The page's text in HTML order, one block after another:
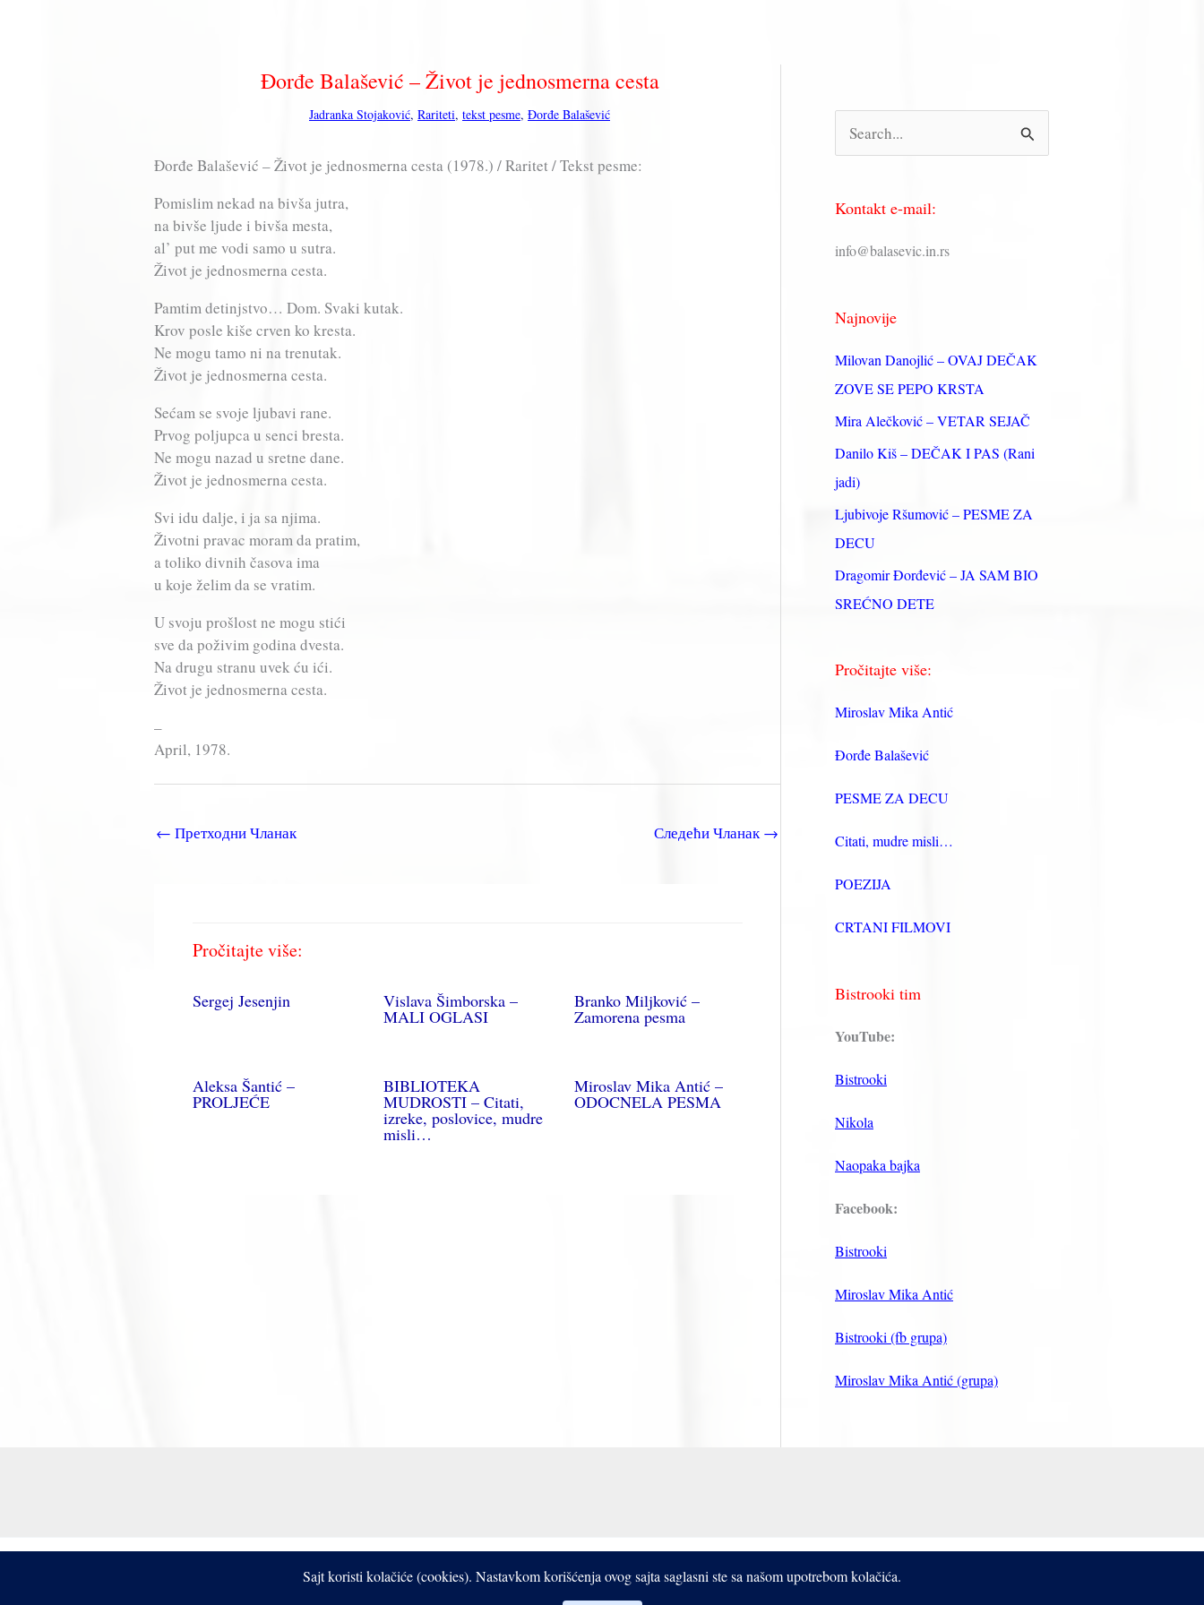
Đorđe Balašević – Život je jednosmerna cesta
Jadranka Stojaković, Rariteti, tekst pesme, Đorđe Balašević
Đorđe Balašević – Život je jednosmerna cesta (1978.) / Raritet / Tekst pesme:
Pomislim nekad na bivša jutra,
na bivše ljude i bivša mesta,
al’ put me vodi samo u sutra.
Život je jednosmerna cesta.
Pamtim detinjstvo… Dom. Svaki kutak.
Krov posle kiše crven ko kresta.
Ne mogu tamo ni na trenutak.
Život je jednosmerna cesta.
Sećam se svoje ljubavi rane.
Prvog poljupca u senci bresta.
Ne mogu nazad u sretne dane.
Život je jednosmerna cesta.
Svi idu dalje, i ja sa njima.
Životni pravac moram da pratim,
a toliko divnih časova ima
u koje želim da se vratim.
U svoju prošlost ne mogu stići
sve da poživim godina dvesta.
Na drugu stranu uvek ću ići.
Život je jednosmerna cesta.
–
April, 1978.
← Претходни Чланак Следећи Чланак →
Pročitajte više:
Sergej Jesenjin Vislava Šimborska –
MALI OGLASI
Branko Miljković –
Zamorena pesma
Aleksa Šantić –
PROLJEĆE
BIBLIOTEKA
MUDROSTI – Citati,
izreke, poslovice, mudre
misli…
Miroslav Mika Antić –
ODOCNELA PESMA
р
т
а
з
а
Kontakt e-mail:
info@balasevic.in.rs
Najnovije
Milovan Danojlić – OVAJ DEČAK
ZOVE SE PEPO KRSTA
Mira Alečković – VETAR SEJAČ
Danilo Kiš – DEČAK I PAS (Rani
jadi)
Ljubivoje Ršumović – PESME ZA
DECU
Dragomir Đorđević – JA SAM BIO
SREĆNO DETE
Pročitajte više:
Miroslav Mika Antić
Đorđe Balašević
PESME ZA DECU
Citati, mudre misli…
POEZIJA
CRTANI FILMOVI
Bistrooki tim
YouTube:
Bistrooki
Nikola
Naopaka bajka
Facebook:
Bistrooki
Miroslav Mika Antić
Bistrooki (fb grupa)
Miroslav Mika Antić (grupa)
Copyright © 2017- 2026 Bistrooki
Sajt koristi kolačiće (cookies). Nastavkom korišćenja ovog sajta saglasni ste sa našom upotrebom kolačića.